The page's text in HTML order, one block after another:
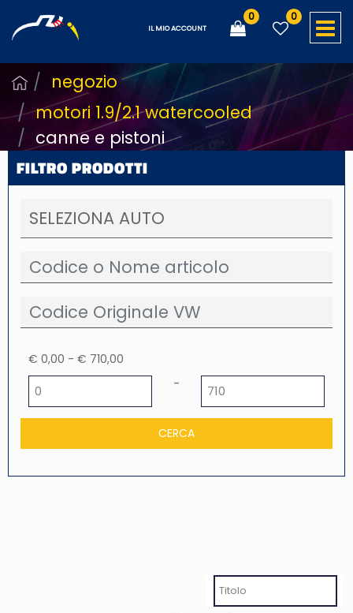
IL MIO ACCOUNT
0 0
negozio
motori 1.9/2.1 watercooled
canne e pistoni
FILTRO PRODOTTI
€ 0,00 - € 710,00
-